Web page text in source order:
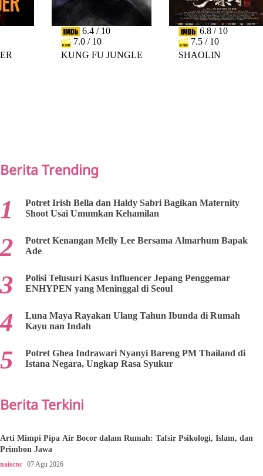
6.4 / 10
7.0 / 10
KUNG FU JUNGLE
6.8 / 10
7.5 / 10
SHAOLIN
Berita Trending
Potret Irish Bella dan Haldy Sabri Bagikan Maternity
Shoot Usai Umumkan Kehamilan
Potret Kenangan Melly Lee Bersama Almarhum Bapak
Ade
Polisi Telusuri Kasus Influencer Jepang Penggemar
ENHYPEN yang Meninggal di Seoul
Luna Maya Rayakan Ulang Tahun Ibunda di Rumah
Kayu nan Indah
Potret Ghea Indrawari Nyanyi Bareng PM Thailand di
Istana Negara, Ungkap Rasa Syukur
Berita Terkini
Arti Mimpi Pipa Air Bocor dalam Rumah: Tafsir Psikologi, Islam, dan
Primbon Jawa
naiscnc 07 Agu 2026